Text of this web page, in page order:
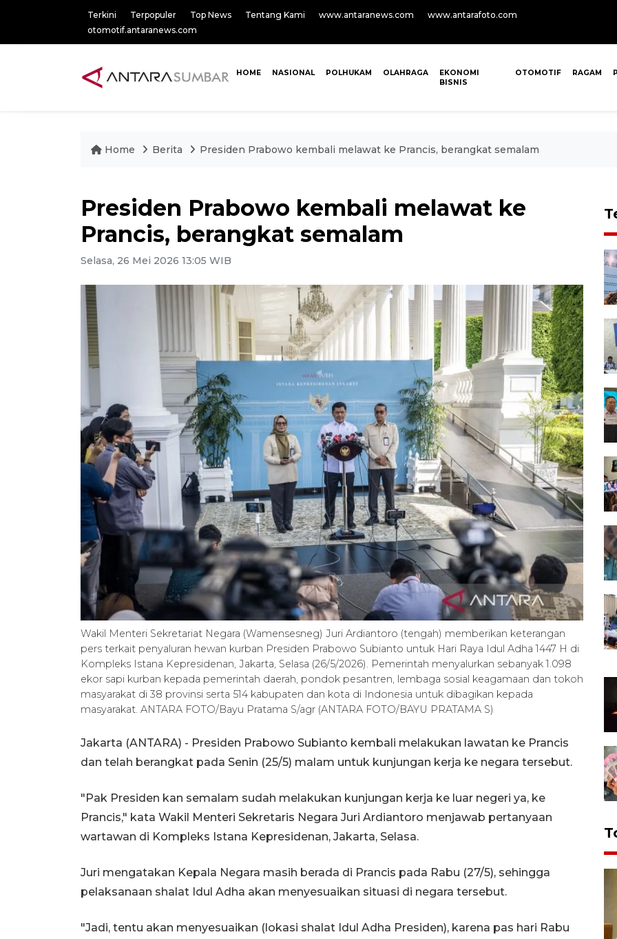
Terkini Terpopuler Top News Tentang Kami www.antaranews.com
www.antarafoto.com
otomotif.antaranews.com
HOME NASIONAL POLHUKAM OLAHRAGA
EKONOMI
BISNIS
OTOMOTIF RAGAM
Home Berita Presiden Prabowo kembali melawat ke Prancis, berangkat semalam
Presiden Prabowo kembali melawat ke
Prancis, berangkat semalam
Selasa, 26 Mei 2026 13:05 WIB
Wakil Menteri Sekretariat Negara (Wamensesneg) Juri Ardiantoro (tengah) memberikan keterangan
pers terkait penyaluran hewan kurban Presiden Prabowo Subianto untuk Hari Raya Idul Adha 1447 H di
Kompleks Istana Kepresidenan, Jakarta, Selasa (26/5/2026). Pemerintah menyalurkan sebanyak 1.098
ekor sapi kurban kepada pemerintah daerah, pondok pesantren, lembaga sosial keagamaan dan tokoh
masyarakat di 38 provinsi serta 514 kabupaten dan kota di Indonesia untuk dibagikan kepada
masyarakat. ANTARA FOTO/Bayu Pratama S/agr (ANTARA FOTO/BAYU PRATAMA S)
Jakarta (ANTARA) - Presiden Prabowo Subianto kembali melakukan lawatan ke Prancis
dan telah berangkat pada Senin (25/5) malam untuk kunjungan kerja ke negara tersebut.
"Pak Presiden kan semalam sudah melakukan kunjungan kerja ke luar negeri ya, ke
Prancis," kata Wakil Menteri Sekretaris Negara Juri Ardiantoro menjawab pertanyaan
wartawan di Kompleks Istana Kepresidenan, Jakarta, Selasa.
Juri mengatakan Kepala Negara masih berada di Prancis pada Rabu (27/5), sehingga
pelaksanaan shalat Idul Adha akan menyesuaikan situasi di negara tersebut.
"Jadi, tentu akan menyesuaikan (lokasi shalat Idul Adha Presiden), karena pas hari Rabu